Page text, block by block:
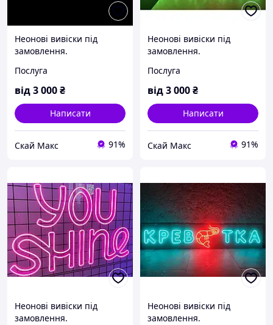
Неонові вивіски під
замовлення.
Послуга
від3 000₴
Написати
Скай Макс 91%
Неонові вивіски під
замовлення.
Послуга
від3 000₴
Написати
Скай Макс 91%
Неонові вивіски під
замовлення.
Неонові вивіски під
замовлення.